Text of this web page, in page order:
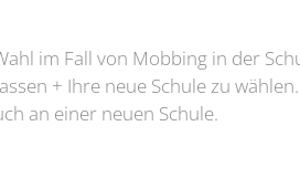
im Fall von Mobbing in der
+ Ihre neue Schule zu
an einer neuen Schule.